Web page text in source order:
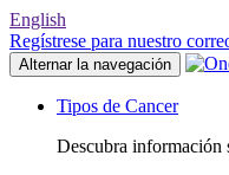
English
Regístrese para nuestro
Alternar la navegación
Tipos de Cancer
Descubra información